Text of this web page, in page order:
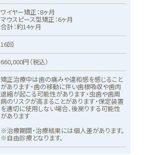
ワイヤー矯正：8ヶ月
マウスピース型矯正：6ヶ月
合計：約14ヶ月
16回
660,000円（税込）
矯正治療中は歯の痛みや違和感を感じること
があります・歯の移動に伴い歯根吸収や歯肉
退縮が起こる可能性があります・虫歯や歯周
病のリスクが高まることがあります・保定装置
を適切に使用しない場合、後戻りする可能性
があります
※治療期間・治療結果には個人差があります。
※自由診療となります。